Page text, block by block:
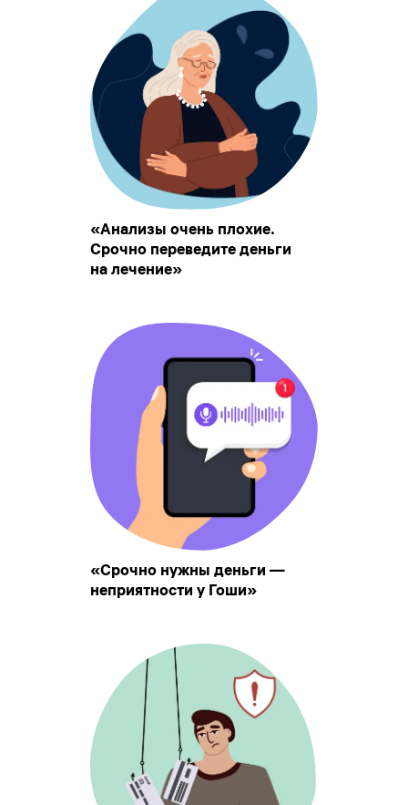
«Анализы очень плохие.
Срочно переведите деньги
на лечение»
«Срочно нужны деньги —
неприятности у Гоши»